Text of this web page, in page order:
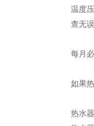
温度
查无
每月
如果
热水